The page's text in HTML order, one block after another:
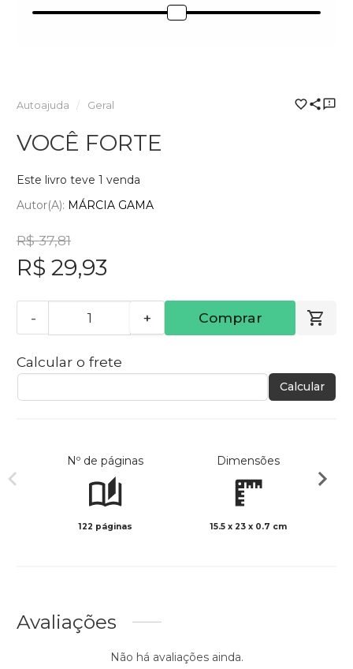
Autoajuda Geral
VOCÊ FORTE
Este livro teve 1 venda
Autor(a): MÁRCIA GAMA
R$ 37,81
R$ 29,93
- + Comprar
Calcular o frete
Calcular
Nº de páginas
122 páginas
Dimensões
15.5 x 23 x 0.7 cm
Avaliações
Não há avaliações ainda.